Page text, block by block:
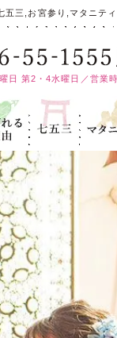
五三,お宮参り,マタニテ
日 第2・4水曜日／営業
理
七五三 マタニ